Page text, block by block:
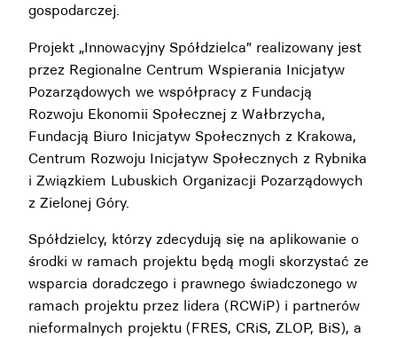
gospodarczej.
Projekt „Innowacyjny Spółdzielca” realizowany jest
przez Regionalne Centrum Wspierania Inicjatyw
Pozarządowych we współpracy z Fundacją
Rozwoju Ekonomii Społecznej z Wałbrzycha,
Fundacją Biuro Inicjatyw Społecznych z Krakowa,
Centrum Rozwoju Inicjatyw Społecznych z Rybnika
i Związkiem Lubuskich Organizacji Pozarządowych
z Zielonej Góry.
Spółdzielcy, którzy zdecydują się na aplikowanie o
środki w ramach projektu będą mogli skorzystać ze
wsparcia doradczego i prawnego świadczonego w
ramach projektu przez lidera (RCWiP) i partnerów
nieformalnych projektu (FRES, CRiS, ZLOP, BiS), a